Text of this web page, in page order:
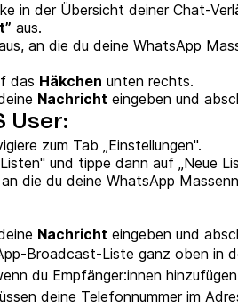
in der Übersicht deiner Chat-
aus.
an die du deine WhatsApp
das Häkchen unten rechts.
Nachricht eingeben und
User:
zum Tab „Einstellungen".
und tippe dann auf „Neue
die du deine WhatsApp
Nachricht eingeben und
Broadcast-Liste ganz oben in
du Empfänger:innen
deine Telefonnummer im